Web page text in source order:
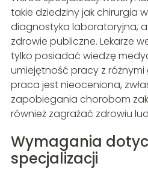
takie dziedziny jak chirurgia
diagnostyka laboratoryjna,
zdrowie publiczne. Lekarze
tylko posiadać wiedzę
umiejętność pracy z
praca jest nieoceniona,
zapobiegania chorobom
również zagrażać zdrowiu
Wymagania
specjalizacji